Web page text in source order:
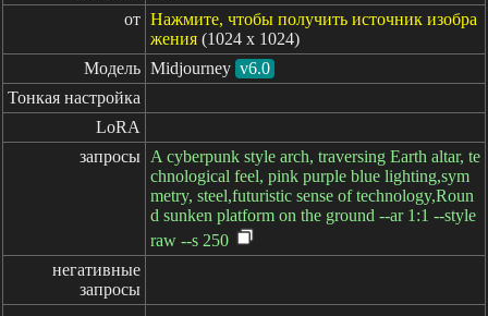
от Нажмите, чтобы получить источник изобра
жения (1024 x 1024)
Модель Midjourney v6.0
Тонкая настройка
LoRA
запросы A cyberpunk style arch, traversing Earth altar, te
chnological feel, pink purple blue lighting,sym
metry, steel,futuristic sense of technology,Roun
d sunken platform on the ground --ar 1:1 --style
raw --s 250
негативные
запросы